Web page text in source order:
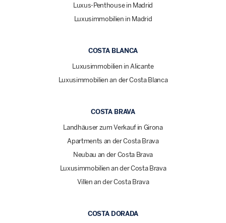
Luxus-Penthouse in Madrid
Luxusimmobilien in Madrid
COSTA BLANCA
Luxusimmobilien in Alicante
Luxusimmobilien an der Costa Blanca
COSTA BRAVA
Landhäuser zum Verkauf in Girona
Apartments an der Costa Brava
Neubau an der Costa Brava
Luxusimmobilien an der Costa Brava
Villen an der Costa Brava
COSTA DORADA